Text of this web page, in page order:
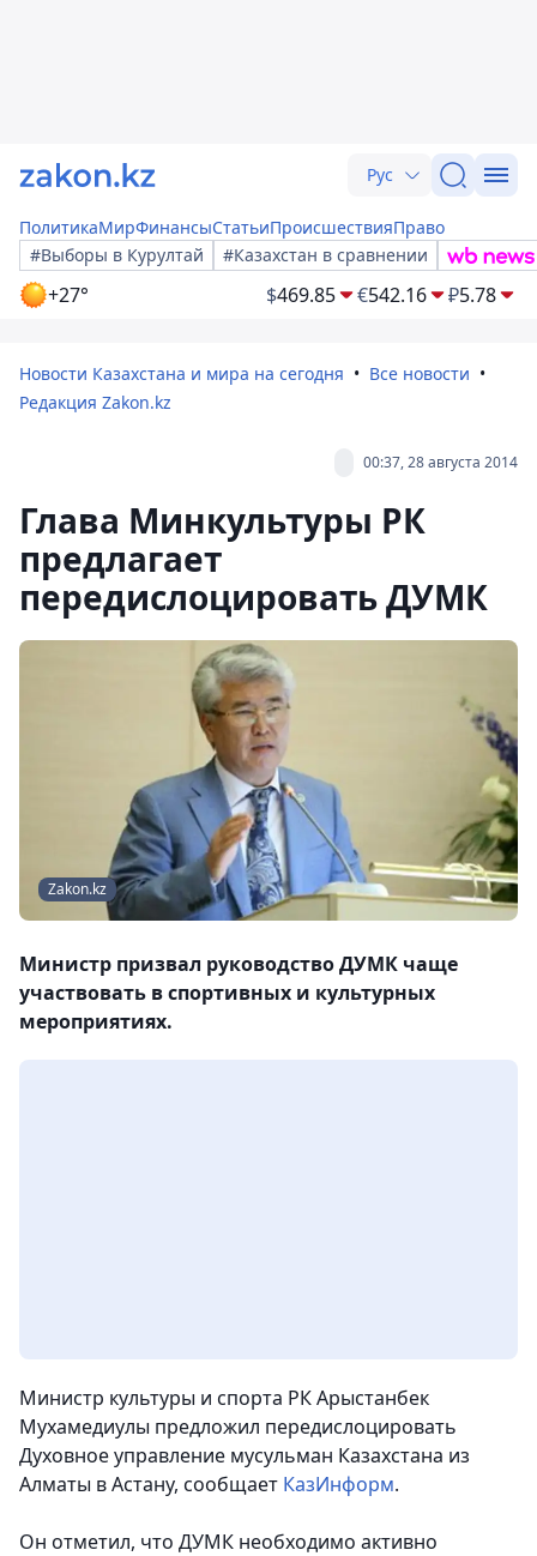
Рус
ПолитикаМирФинансыСтатьиПроисшествияПраво
#Выборы в Курултай
#Казахстан в сравнении
+27° $469.85 €542.16 ₽5.78
Новости Казахстана и мира на сегодня
Все новости
Редакция Zakon.kz
00:37, 28 августа 2014
Глава Минкультуры РК
предлагает
передислоцировать ДУМК
Zakon.kz
Министр призвал руководство ДУМК чаще
участвовать в спортивных и культурных
мероприятиях.
Министр культуры и спорта РК Арыстанбек
Мухамедиулы предложил передислоцировать
Духовное управление мусульман Казахстана из
Алматы в Астану, сообщает КазИнформ.
Он отметил, что ДУМК необходимо активно